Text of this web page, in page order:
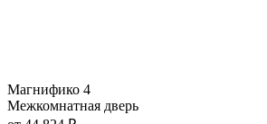
Магнифико 4
Межкомнатная дверь